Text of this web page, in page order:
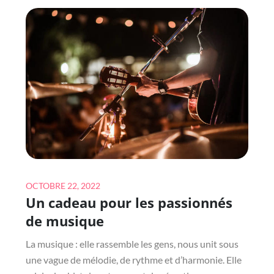
PEUVENT-
ILS
ÊTRE
DURABLES
?
VOICI
LA
RÉPONSE
Posted
on
OCTOBRE 22, 2022
Un cadeau pour les passionnés
de musique
La musique : elle rassemble les gens, nous unit sous
une vague de mélodie, de rythme et d’harmonie. Elle